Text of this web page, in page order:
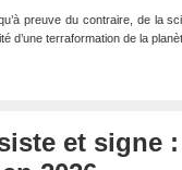
preuve du contraire, de la
d’une terraformation de la
et signe